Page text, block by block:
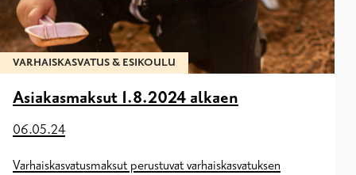
VARHAISKASVATUS & ESIKOULU
Asiakasmaksut 1.8.2024 alkaen
06.05.24
Varhaiskasvatusmaksut perustuvat varhaiskasvatuksen